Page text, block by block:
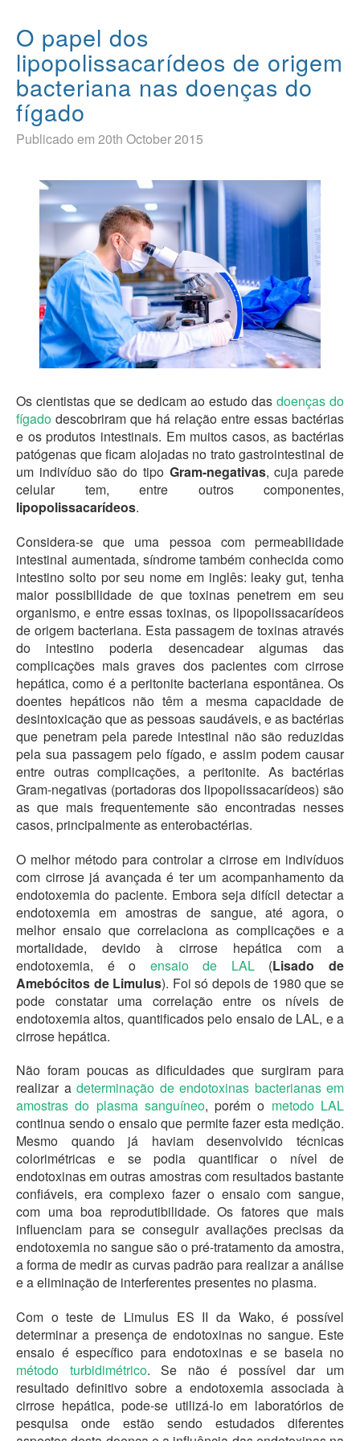
O papel dos
lipopolissacarídeos de origem
bacteriana nas doenças do
fígado
Publicado em 20th October 2015
Os cientistas que se dedicam ao estudo das doenças do
fígado descobriram que há relação entre essas bactérias
e os produtos intestinais. Em muitos casos, as bactérias
patógenas que ficam alojadas no trato gastrointestinal de
um indivíduo são do tipo Gram-negativas, cuja parede
celular tem, entre outros componentes,
lipopolissacarídeos.
Considera-se que uma pessoa com permeabilidade
intestinal aumentada, síndrome também conhecida como
intestino solto por seu nome em inglês: leaky gut, tenha
maior possibilidade de que toxinas penetrem em seu
organismo, e entre essas toxinas, os lipopolissacarídeos
de origem bacteriana. Esta passagem de toxinas através
do intestino poderia desencadear algumas das
complicações mais graves dos pacientes com cirrose
hepática, como é a peritonite bacteriana espontânea. Os
doentes hepáticos não têm a mesma capacidade de
desintoxicação que as pessoas saudáveis, e as bactérias
que penetram pela parede intestinal não são reduzidas
pela sua passagem pelo fígado, e assim podem causar
entre outras complicações, a peritonite. As bactérias
Gram-negativas (portadoras dos lipopolissacarídeos) são
as que mais frequentemente são encontradas nesses
casos, principalmente as enterobactérias.
O melhor método para controlar a cirrose em indivíduos
com cirrose já avançada é ter um acompanhamento da
endotoxemia do paciente. Embora seja difícil detectar a
endotoxemia em amostras de sangue, até agora, o
melhor ensaio que correlaciona as complicações e a
mortalidade, devido à cirrose hepática com a
endotoxemia, é o ensaio de LAL(Lisado de
Amebócitos de Limulus). Foi só depois de 1980 que se
pode constatar uma correlação entre os níveis de
endotoxemia altos, quantificados pelo ensaio de LAL, e a
cirrose hepática.
Não foram poucas as dificuldades que surgiram para
realizar a determinação de endotoxinas bacterianas em
amostras do plasma sanguíneo, porém o metodo LAL
continua sendo o ensaio que permite fazer esta medição.
Mesmo quando já haviam desenvolvido técnicas
colorimétricas e se podia quantificar o nível de
endotoxinas em outras amostras com resultados bastante
confiáveis, era complexo fazer o ensaio com sangue,
com uma boa reprodutibilidade. Os fatores que mais
influenciam para se conseguir avaliações precisas da
endotoxemia no sangue são o pré-tratamento da amostra,
a forma de medir as curvas padrão para realizar a análise
e a eliminação de interferentes presentes no plasma.
Com o teste de Limulus ES II da Wako, é possível
determinar a presença de endotoxinas no sangue. Este
ensaio é específico para endotoxinas e se baseia no
método turbidimétrico. Se não é possível dar um
resultado definitivo sobre a endotoxemia associada à
cirrose hepática, pode-se utilizá-lo em laboratórios de
pesquisa onde estão sendo estudados diferentes